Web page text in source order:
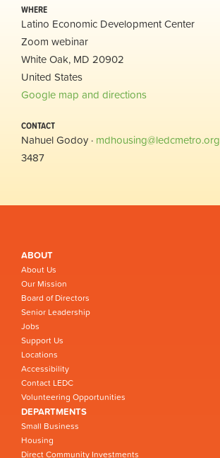
WHERE
Latino Economic Development Center
Zoom webinar
White Oak, MD 20902
United States
Google map and directions
CONTACT
Nahuel Godoy · mdhousing@ledcmetro.org
3487
ABOUT
About Us
Our Mission
Board of Directors
Senior Leadership
Jobs
Support Us
Locations
Accessibility
Contact LEDC
Volunteering Opportunities
DEPARTMENTS
Small Business
Housing
Direct Community Investments